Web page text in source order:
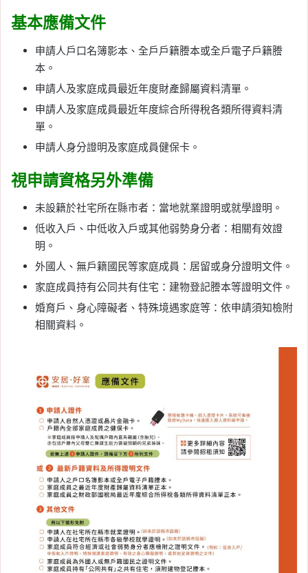
基本應備文件
申請人戶口名簿影本、全戶戶籍謄本或全戶電子戶籍謄
本。
申請人及家庭成員最近年度財產歸屬資料清單。
申請人及家庭成員最近年度綜合所得稅各類所得資料清
單。
申請人身分證明及家庭成員健保卡。
視申請資格另外準備
未設籍於社宅所在縣市者：當地就業證明或就學證明。
低收入戶、中低收入戶或其他弱勢身分者：相關有效證
明。
外國人、無戶籍國民等家庭成員：居留或身分證明文件。
家庭成員持有公同共有住宅：建物登記謄本等證明文件。
婚育戶、身心障礙者、特殊境遇家庭等：依申請須知檢附
相關資料。